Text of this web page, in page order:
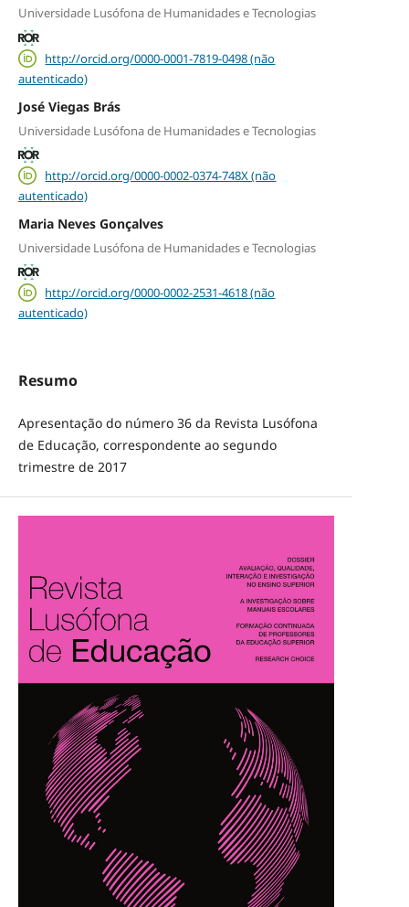
Universidade Lusófona de Humanidades e Tecnologias
http://orcid.org/0000-0001-7819-0498 (não
autenticado)
José Viegas Brás
Universidade Lusófona de Humanidades e Tecnologias
http://orcid.org/0000-0002-0374-748X (não
autenticado)
Maria Neves Gonçalves
Universidade Lusófona de Humanidades e Tecnologias
http://orcid.org/0000-0002-2531-4618 (não
autenticado)
Resumo
Apresentação do número 36 da Revista Lusófona
de Educação, correspondente ao segundo
trimestre de 2017